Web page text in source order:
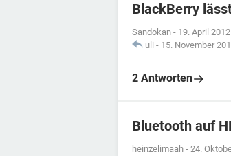
BlackBerry
Sandokan - 19. April
uli - 15. November
2 Antworten
Bluetooth auf
heinzelimaah - 24.